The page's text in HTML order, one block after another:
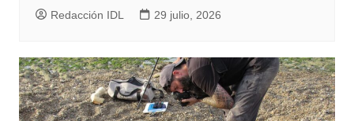
Redacción IDL 29 julio, 2026